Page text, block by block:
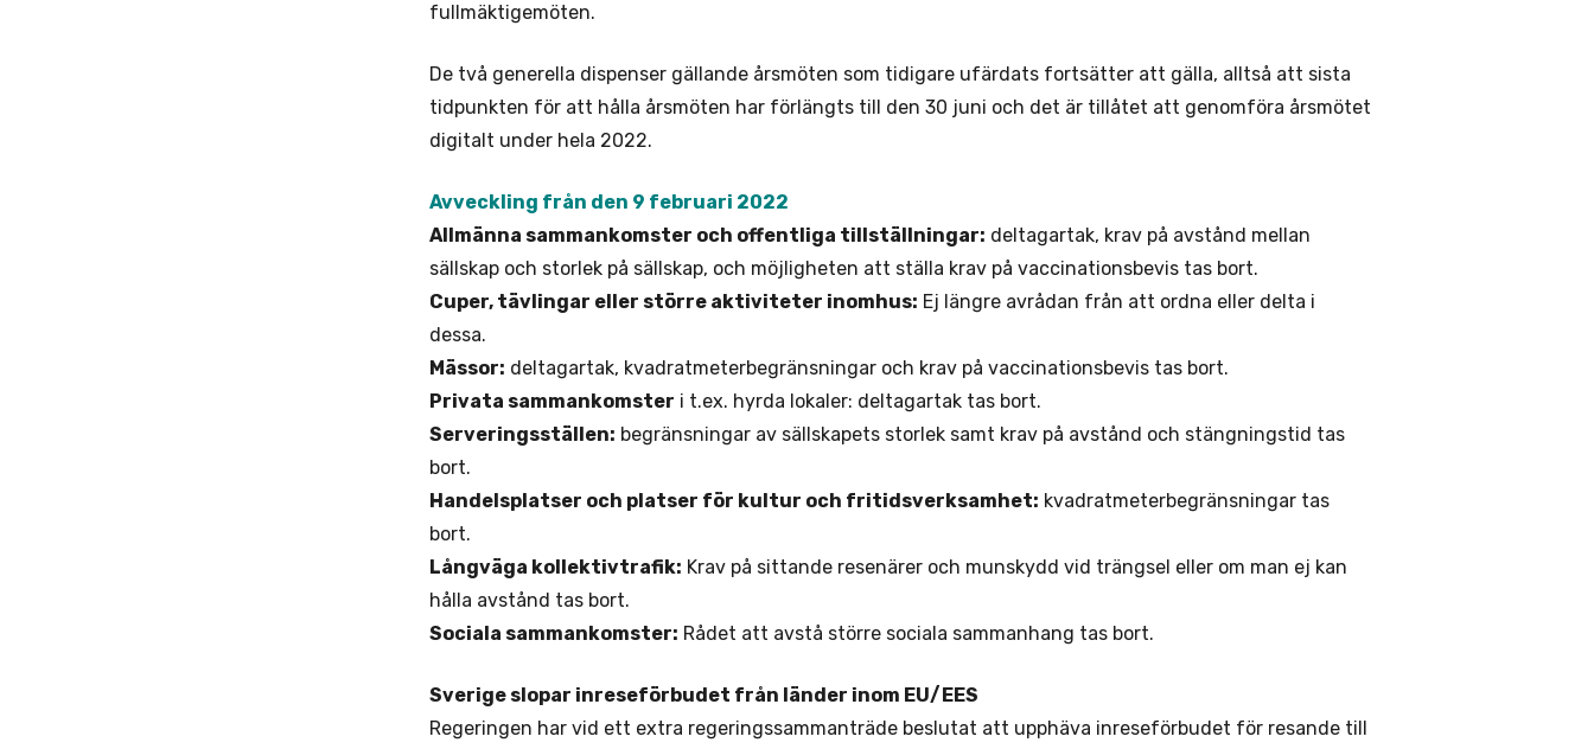
fullmäktigemöten.
De två generella dispenser gällande årsmöten som tidigare ufärdats fortsätter att gälla, alltså att sista
tidpunkten för att hålla årsmöten har förlängts till den 30 juni och det är tillåtet att genomföra årsmötet
digitalt under hela 2022.
Avveckling från den 9 februari 2022
Allmänna sammankomster och offentliga tillställningar: deltagartak, krav på avstånd mellan
sällskap och storlek på sällskap, och möjligheten att ställa krav på vaccinationsbevis tas bort.
Cuper, tävlingar eller större aktiviteter inomhus: Ej längre avrådan från att ordna eller delta i
dessa.
Mässor: deltagartak, kvadratmeterbegränsningar och krav på vaccinationsbevis tas bort.
Privata sammankomster i t.ex. hyrda lokaler: deltagartak tas bort.
Serveringsställen: begränsningar av sällskapets storlek samt krav på avstånd och stängningstid tas
bort.
Handelsplatser och platser för kultur och fritidsverksamhet: kvadratmeterbegränsningar tas
bort.
Långväga kollektivtrafik: Krav på sittande resenärer och munskydd vid trängsel eller om man ej kan
hålla avstånd tas bort.
Sociala sammankomster: Rådet att avstå större sociala sammanhang tas bort.
Sverige slopar inreseförbudet från länder inom EU/EES
Regeringen har vid ett extra regeringssammanträde beslutat att upphäva inreseförbudet för resande till